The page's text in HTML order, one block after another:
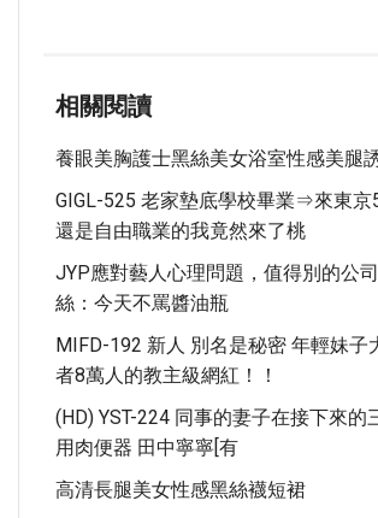
相關閱讀
養眼美胸護士黑絲美女浴室性感美腿
GIGL-525 老家墊底學校畢業⇒來東京
還是自由職業的我竟然來了桃
JYP應對藝人心理問題，值得別的公
絲：今天不罵醬油瓶
MIFD-192 新人 別名是秘密 年輕妹子
者8萬人的教主級網紅！！
(HD) YST-224 同事的妻子在接下來的
用肉便器 田中寧寧[有
高清長腿美女性感黑絲襪短裙